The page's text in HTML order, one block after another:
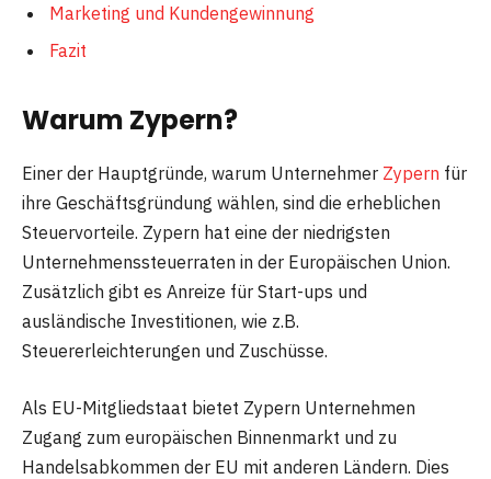
Marketing und Kundengewinnung
Fazit
Warum Zypern?
Einer der Hauptgründe, warum Unternehmer Zypern für
ihre Geschäftsgründung wählen, sind die erheblichen
Steuervorteile. Zypern hat eine der niedrigsten
Unternehmenssteuerraten in der Europäischen Union.
Zusätzlich gibt es Anreize für Start-ups und
ausländische Investitionen, wie z.B.
Steuererleichterungen und Zuschüsse.
Als EU-Mitgliedstaat bietet Zypern Unternehmen
Zugang zum europäischen Binnenmarkt und zu
Handelsabkommen der EU mit anderen Ländern. Dies